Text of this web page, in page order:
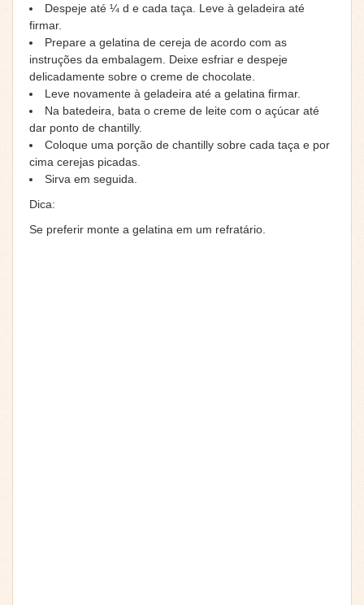
Despeje até ¼ d e cada taça. Leve à geladeira até
firmar.
Prepare a gelatina de cereja de acordo com as
instruções da embalagem. Deixe esfriar e despeje
delicadamente sobre o creme de chocolate.
Leve novamente à geladeira até a gelatina firmar.
Na batedeira, bata o creme de leite com o açúcar até
dar ponto de chantilly.
Coloque uma porção de chantilly sobre cada taça e por
cima cerejas picadas.
Sirva em seguida.
Dica:
Se preferir monte a gelatina em um refratário.